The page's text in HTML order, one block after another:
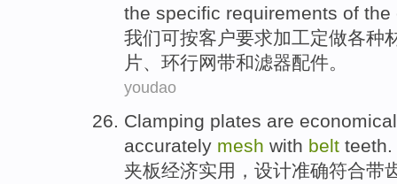
the specific requirements of the
我们可按客户要求加工定做各种
片、 环行网带和滤器配件。
youdao
Clamping plates are economical
accurately mesh with belt teeth.
夹板经济实用 ， 设计准确符合带